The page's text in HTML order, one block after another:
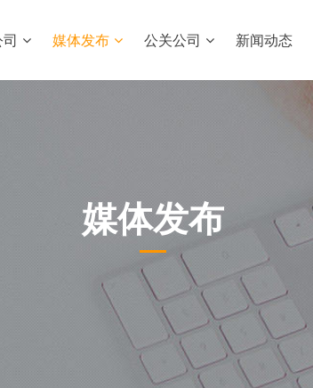
媒体发布 公关公司 新闻动态
媒体发布